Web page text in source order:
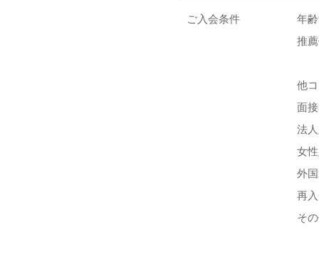
ご入会条件
年
推
他
面接
法
女
外
再
そ